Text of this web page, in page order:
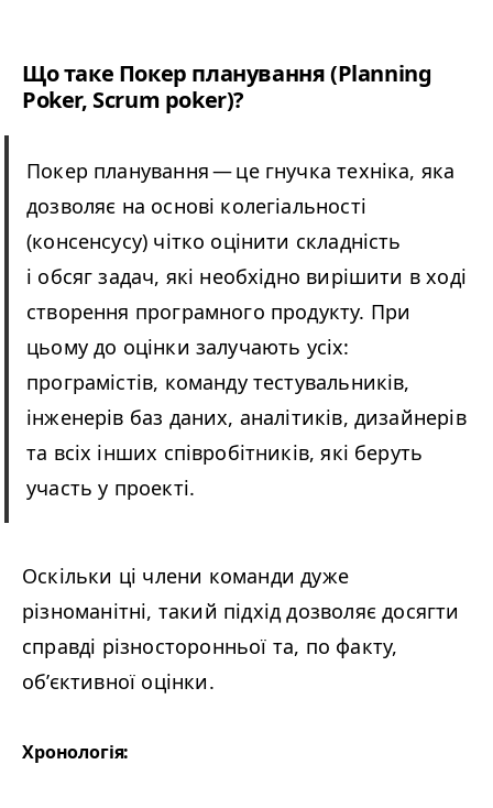
Що таке Покер планування (Plan­ning
Pok­er, Scrum poker)?
Покер планування — це гнучка техніка, яка
дозволяє на основі колегіальності
(консенсусу) чітко оцінити складність
і обсяг задач, які необхідно вирішити в ході
створення програмного продукту. При
цьому до оцінки залучають усіх:
програмістів, команду тестувальників,
інженерів баз даних, аналітиків, дизайнерів
та всіх інших співробітників, які беруть
участь у проекті.
Оскільки ці члени команди дуже
різноманітні, такий підхід дозволяє досягти
справді різносторонньої та, по факту,
об’єктивної оцінки.
Хронологія: